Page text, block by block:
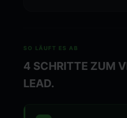
SO LÄUFT ES AB
4 SCHRITTE ZUM
LEAD.